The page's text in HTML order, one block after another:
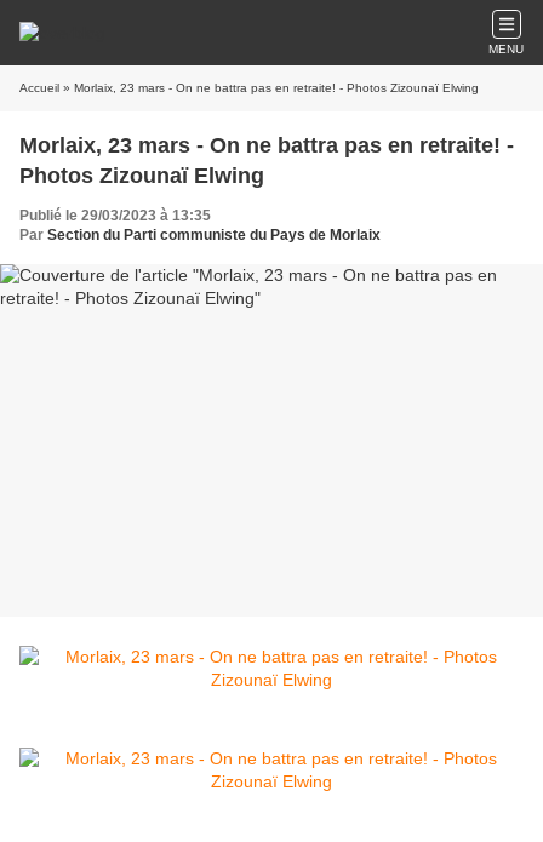
MENU
Accueil » Morlaix, 23 mars - On ne battra pas en retraite! - Photos Zizounaï Elwing
Morlaix, 23 mars - On ne battra pas en retraite! -
Photos Zizounaï Elwing
Publié le 29/03/2023 à 13:35
Par Section du Parti communiste du Pays de Morlaix